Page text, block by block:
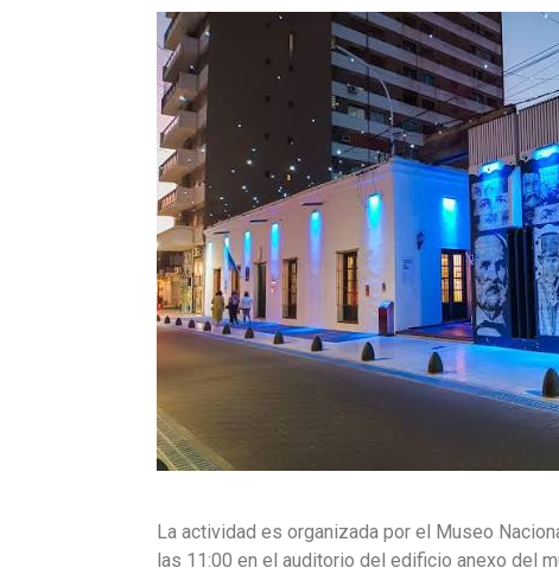
La actividad es organizada por el Museo
las 11:00 en el auditorio del edificio anexo del